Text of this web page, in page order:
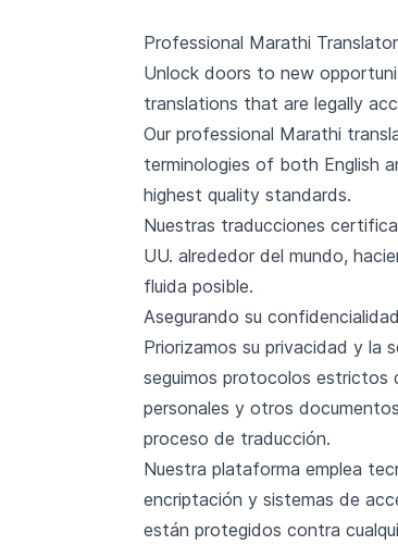
Professional Marathi
Unlock doors to new
translations that are legally
Our professional Marathi
terminologies of both English
highest quality standards.
Nuestras traducciones
UU. alrededor del mundo,
fluida posible.
Asegurando su
Priorizamos su privacidad y la
seguimos protocolos estrictos
personales y otros
proceso de traducción.
Nuestra plataforma emplea
encriptación y sistemas de
están protegidos contra